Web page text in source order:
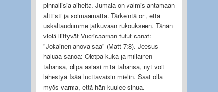
pinnallisia aiheita. Jumala on valmis antamaan
alttiisti ja soimaamatta. Tärkeintä on, että
uskaltaudumme jatkuvaan rukoukseen. Tähän
vielä liittyvät Vuorisaarnan tutut sanat:
"Jokainen anova saa" (Matt 7:8). Jeesus
haluaa sanoa: Oletpa kuka ja millainen
tahansa, olipa asiasi mitä tahansa, nyt voit
lähestyä Isää luottavaisin mielin. Saat olla
myös varma, että hän kuulee sinua.